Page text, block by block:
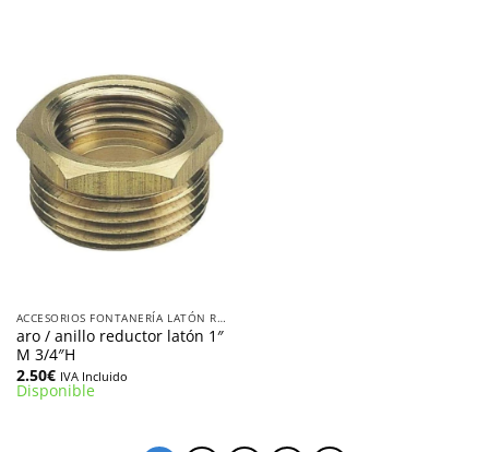
ACCESORIOS FONTANERÍA LATÓN ROSCADOS
aro / anillo reductor latón 1″
M 3/4″H
2.50€ IVA Incluido
Disponible